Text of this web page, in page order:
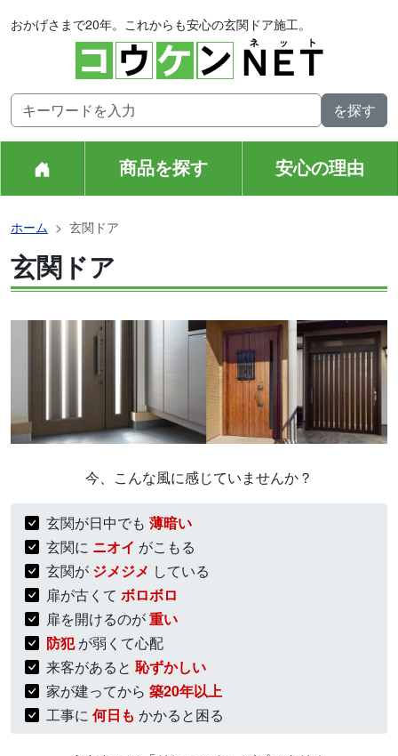
おかげさまで20年。これからも安心の玄関ドア施工。
商品を探す 安心の理由
ホーム 玄関ドア
玄関ドア
今、こんな風に感じていませんか？
玄関が日中でも 薄暗い
玄関に ニオイ がこもる
玄関が ジメジメ している
扉が古くて ボロボロ
扉を開けるのが重い
防犯が弱くて心配
来客があると 恥ずかしい
家が建ってから 築20年以上
工事に 何日も かかると困る